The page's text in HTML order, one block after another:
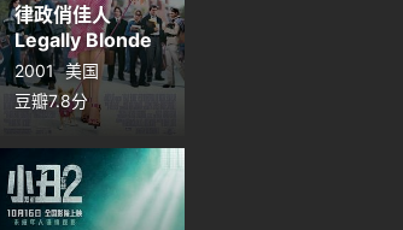
律政俏佳人
Legally Blonde
2001 美国
豆瓣7.8分